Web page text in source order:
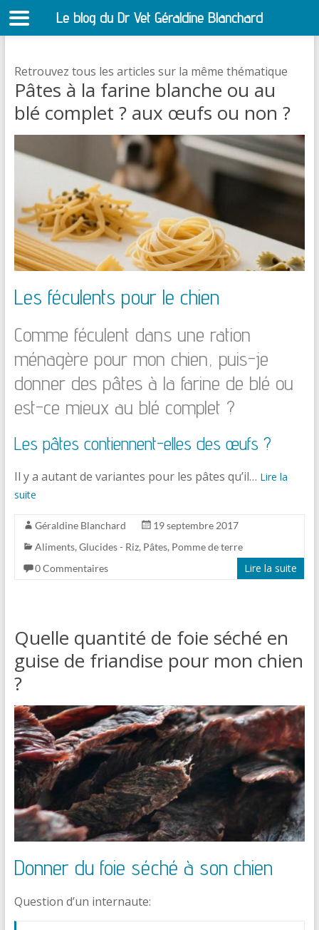
Retrouvez tous les articles sur la même thématique
Pâtes à la farine blanche ou au
blé complet ? aux œufs ou non ?
Les féculents pour le chien
Comme féculent dans une ration
ménagère pour mon chien, puis-je
donner des pâtes à la farine de blé ou
est-ce mieux au blé complet ?
Les pâtes contiennent-elles des œufs ?
Il y a autant de variantes pour les pâtes qu’il… Lire la
suite
Géraldine Blanchard
19 septembre 2017
Aliments, Glucides - Riz, Pâtes, Pomme de terre
0 Commentaires
Lire la suite
Quelle quantité de foie séché en
guise de friandise pour mon chien
?
Donner du foie séché à son chien
Question d’un internaute:
Le blog du Dr Vet Géraldine Blanchard